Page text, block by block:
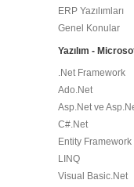
ERP Yazılımları
Genel Konular
Yazılım -
.Net Framework
Ado.Net
Asp.Net ve
C#.Net
Entity Framework
LINQ
Visual Basic.Net